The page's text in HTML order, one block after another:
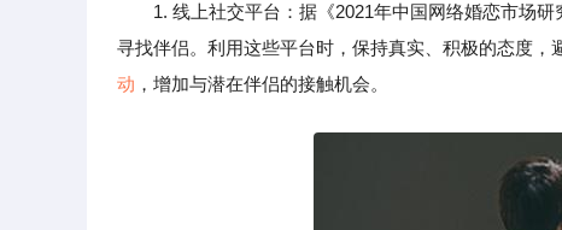
1. 线上社交平台：据《2021年中国网络婚恋市场
寻找伴侣。利用这些平台时，保持真实、积极的态度
动 ，增加与潜在伴侣的接触机会。